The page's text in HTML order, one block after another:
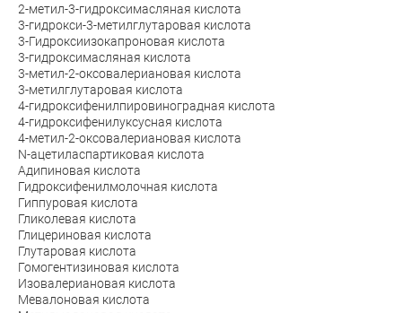
2-метил-3-гидроксимасляная кислота
3-гидрокси-3-метилглутаровая кислота
3-Гидроксиизокапроновая кислота
3-гидроксимасляная кислота
3-метил-2-оксовалериановая кислота
3-метилглутаровая кислота
4-гидроксифенилпировиноградная кислота
4-гидроксифенилуксусная кислота
4-метил-2-оксовалериановая кислота
N-ацетиласпартиковая кислота
Адипиновая кислота
Гидроксифенилмолочная кислота
Гиппуровая кислота
Гликолевая кислота
Глицериновая кислота
Глутаровая кислота
Гомогентизиновая кислота
Изовалериановая кислота
Мевалоновая кислота